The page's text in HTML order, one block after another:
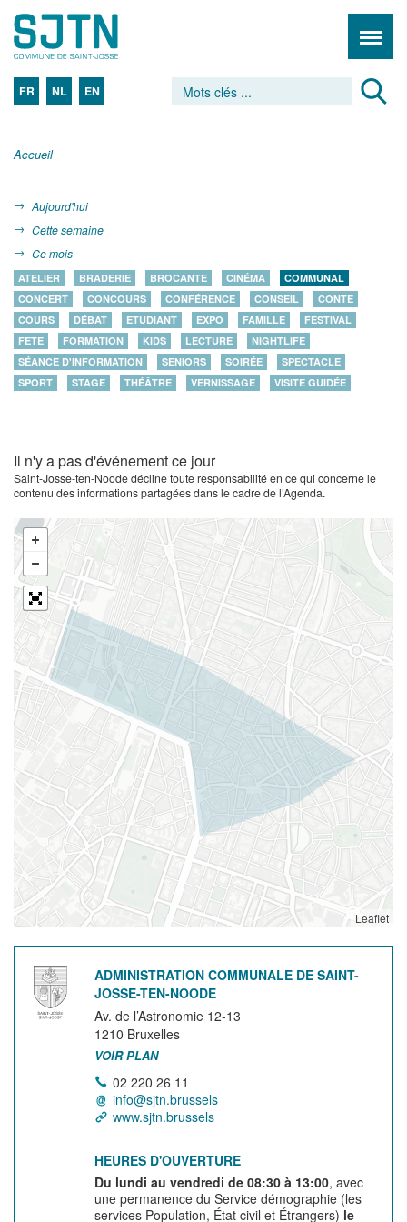
FR NL EN
Accueil
Aujourd'hui
Cette semaine
Ce mois
ATELIER BRADERIE BROCANTE CINÉMA
COMMUNAL
CONCERT
CONCOURS CONFÉRENCE CONSEIL
CONTE
COURS
DÉBAT ETUDIANT EXPO FAMILLE
FESTIVAL
FÊTE
FORMATION KIDS LECTURE
NIGHTLIFE
SÉANCE D'INFORMATION
SENIORS SOIRÉE
SPECTACLE
SPORT
STAGE THÉÂTRE VERNISSAGE VISITE GUIDÉE
Il n'y a pas d'événement ce jour
Saint-Josse-ten-Noode décline toute responsabilité en ce qui concerne le
contenu des informations partagées dans le cadre de l’Agenda.
Leaflet
ADMINISTRATION COMMUNALE DE SAINT-
JOSSE-TEN-NOODE
Av. de l’Astronomie 12-13
1210 Bruxelles
VOIR PLAN
02 220 26 11
info@sjtn.brussels
www.sjtn.brussels
HEURES D'OUVERTURE
Du lundi au vendredi de 08:30 à 13:00, avec
une permanence du Service démographie (les
services Population, État civil et Étrangers) le